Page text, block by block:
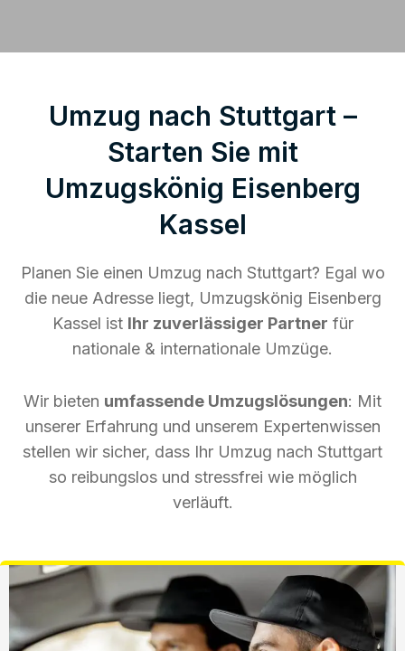
Umzug nach Stuttgart –
Starten Sie mit
Umzugskönig Eisenberg
Kassel
Planen Sie einen Umzug nach Stuttgart? Egal wo
die neue Adresse liegt, Umzugskönig Eisenberg
Kassel ist Ihr zuverlässiger Partner für
nationale & internationale Umzüge.
Wir bieten umfassende Umzugslösungen: Mit
unserer Erfahrung und unserem Expertenwissen
stellen wir sicher, dass Ihr Umzug nach Stuttgart
so reibungslos und stressfrei wie möglich
verläuft.